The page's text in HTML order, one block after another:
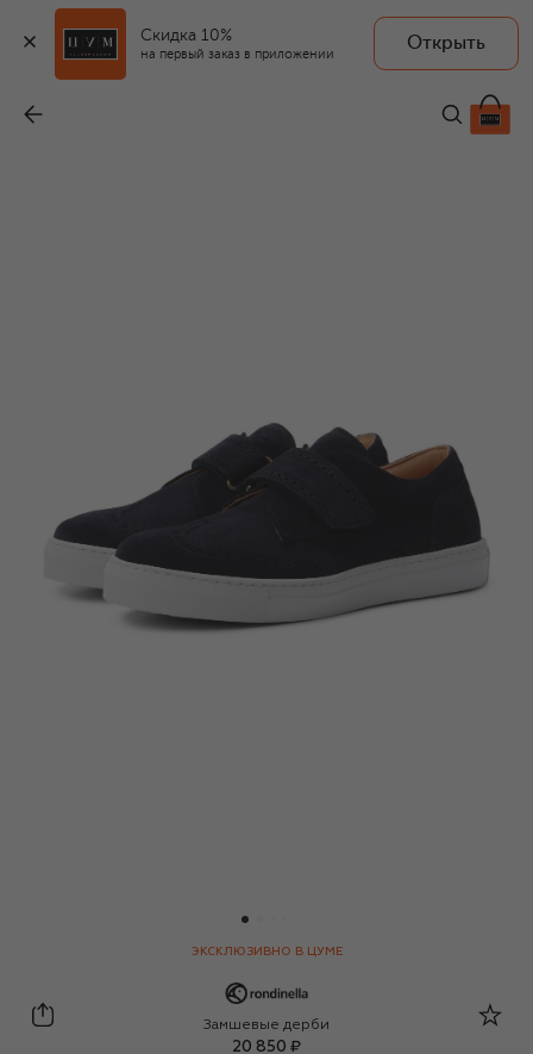
Скидка 10%
на первый заказ в приложении
Открыть
20 850 ₽
ЭКСКЛЮЗИВНО В ЦУМЕ
Rondinella
Замшевые дерби
20 850 ₽